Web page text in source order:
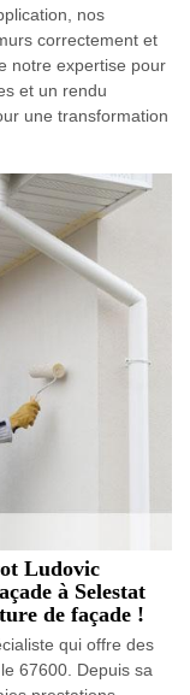
nos
correctement et
notre expertise pour
et un rendu
une transformation
Ludovic
à Selestat
de façade !
qui offre des
67600. Depuis sa